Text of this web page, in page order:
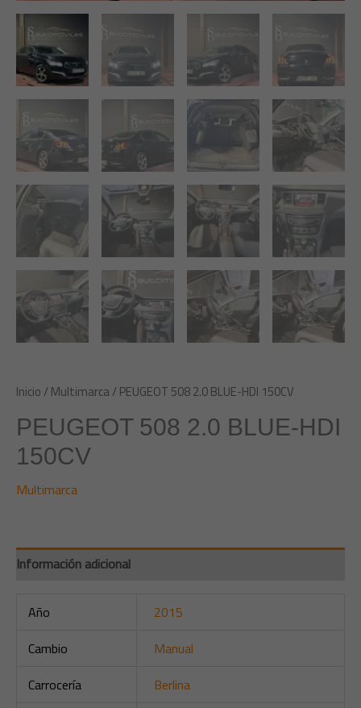
Inicio/Multimarca/ PEUGEOT 508 2.0 BLUE-HDI 150CV
PEUGEOT 508 2.0 BLUE-HDI
150CV
Multimarca
Información adicional
Año
2015
Cambio
Manual
Carrocería
Berlina